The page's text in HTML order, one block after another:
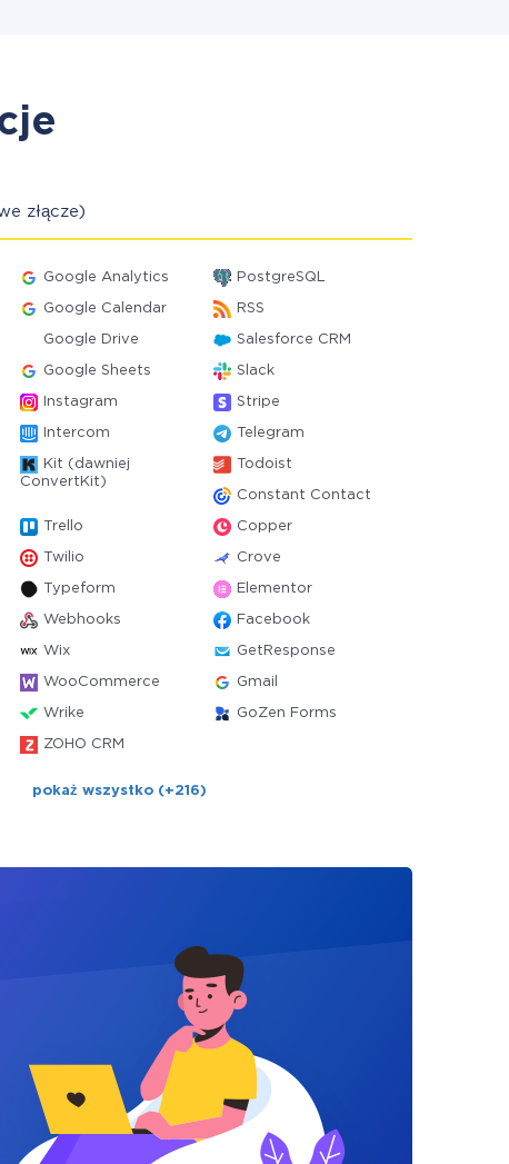
złącze)
Google Analytics PostgreSQL
Google Calendar RSS
Google Drive Salesforce CRM
Google Sheets Slack
Instagram Stripe
Intercom Telegram
Kit (dawniej
ConvertKit)
Todoist
Constant Contact
Trello Copper
Twilio Crove
Typeform Elementor
Webhooks Facebook
Wix GetResponse
WooCommerce Gmail
Wrike GoZen Forms
ZOHO CRM
pokaż wszystko (+216)